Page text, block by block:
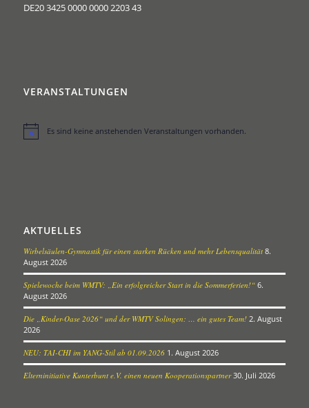
DE20 3425 0000 0000 2203 43
VERANSTALTUNGEN
HinweisEs sind keine anstehenden Veranstaltungen vorhanden.
AKTUELLES
Wirbelsäulen-Gymnastik für einen starken Rücken und mehr Lebensqualität 8.
August 2026
Spielewoche beim WMTV: „Ein erfolgreicher Start in die Sommerferien!“ 6.
August 2026
Die „Kinder-Oase 2026“ und der WMTV Solingen: … ein gutes Team! 2. August
2026
NEU: TAI-CHI im YANG-Stil ab 01.09.2026 1. August 2026
Elterninitiative Kunterbunt e.V. einen neuen Kooperationspartner 30. Juli 2026